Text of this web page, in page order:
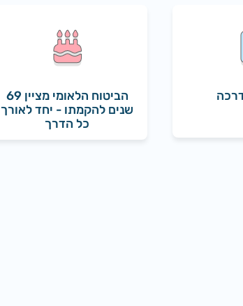
הביטוח הלאומי מציין 69
שנים להקמתו - יחד לאורך
כל הדרך